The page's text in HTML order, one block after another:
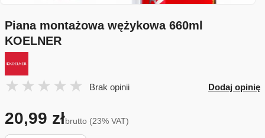
Piana montażowa wężykowa 660ml
KOELNER
Brak opinii Dodaj opinię
20,99 złbrutto (23% VAT)